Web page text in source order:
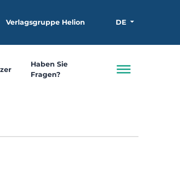
Verlagsgruppe Helion DE
Haben Sie
Fragen?